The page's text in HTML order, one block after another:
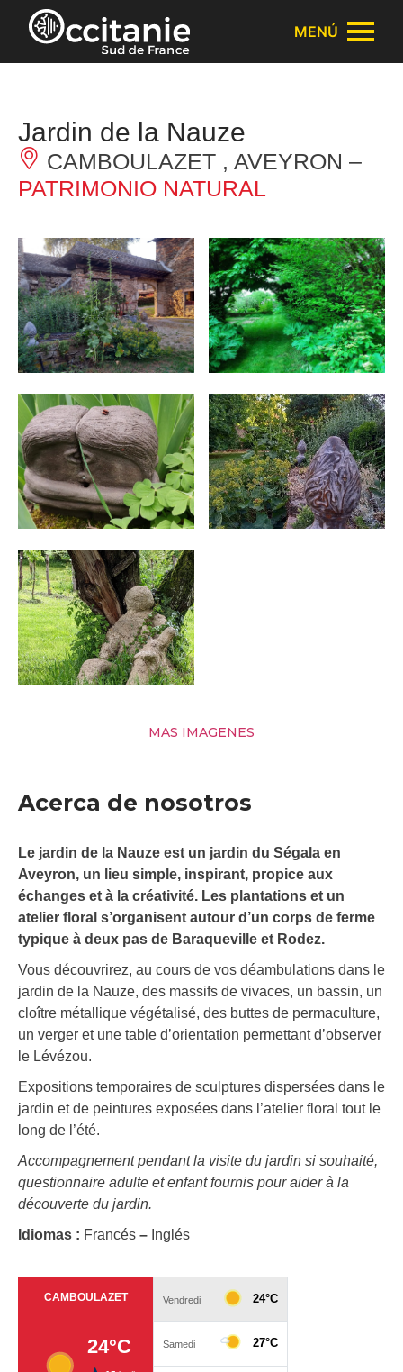
Panel de gestión de cookies
MENÚ
Jardin de la Nauze
CAMBOULAZET , AVEYRON –
PATRIMONIO NATURAL
MAS IMAGENES
Acerca de nosotros
Le jardin de la Nauze est un jardin du Ségala en
Aveyron, un lieu simple, inspirant, propice aux
échanges et à la créativité. Les plantations et un
atelier floral s’organisent autour d’un corps de ferme
typique à deux pas de Baraqueville et Rodez.
Vous découvrirez, au cours de vos déambulations dans le
jardin de la Nauze, des massifs de vivaces, un bassin, un
cloître métallique végétalisé, des buttes de permaculture,
un verger et une table d’orientation permettant d’observer
le Lévézou.
Expositions temporaires de sculptures dispersées dans le
jardin et de peintures exposées dans l’atelier floral tout le
long de l’été.
Accompagnement pendant la visite du jardin si souhaité,
questionnaire adulte et enfant fournis pour aider à la
découverte du jardin.
Idiomas : Francés – Inglés